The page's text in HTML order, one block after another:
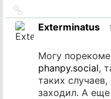
на
источник
Exterminatus
Могу
phanpy.social,
таких
заходил. А